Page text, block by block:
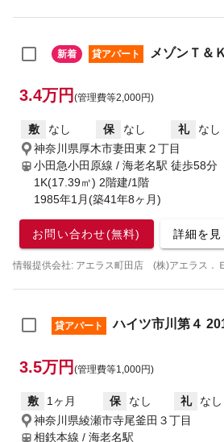
新着 貸アパート メゾンＴ＆
3.4万円 (管理費等2,000円)
敷 なし 保 なし 礼
なし
神奈川県厚木市妻田東２丁目
小田急小田原線 / 海老名駅 徒歩58分
1K(17.39㎡) 2階建/1階
1985年1月(築41年8ヶ月)
お問い合わせ(無料) 詳細を見
情報提供会社: アエラス町田店 (株)アエラス．
貸アパート ハイツ市川第４
3.5万円 (管理費等1,000円)
敷 1ヶ月 保 なし 礼
なし
神奈川県綾瀬市寺尾釜田３丁目
相鉄本線 / 海老名駅